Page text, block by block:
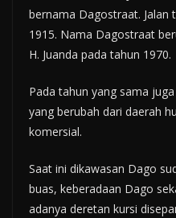
bernama Dagostraat. Jalan
1915. Nama Dagostraat
H. Juanda pada tahun 1970.
Pada tahun yang sama
yang berubah dari daerah
komersial.
Saat ini dikawasan Dago
buas, keberadaan Dago
adanya deretan kursi